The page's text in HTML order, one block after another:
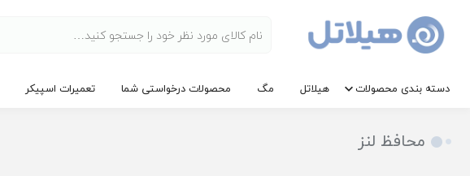
دسته بندی محصولات هیلاتل مگ محصولات درخواستی شما تعمیرات اسپیکر
محافظ لنز